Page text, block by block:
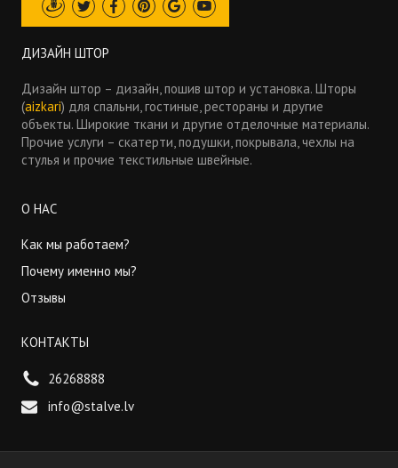
Draugiem
TwitterFacebookPinterest
GoogleYoutube
ДИЗАЙН ШТОР
Дизайн штор – дизайн, пошив штор и установка. Шторы
(aizkari) для спальни, гостиные, рестораны и другие
объекты. Широкие ткани и другие отделочные материалы.
Прочие услуги – скатерти, подушки, покрывала, чехлы на
стулья и прочие текстильные швейные.
О НАС
Как мы работаем?
Почему именно мы?
Отзывы
КОНТАКТЫ
26268888
info@stalve.lv